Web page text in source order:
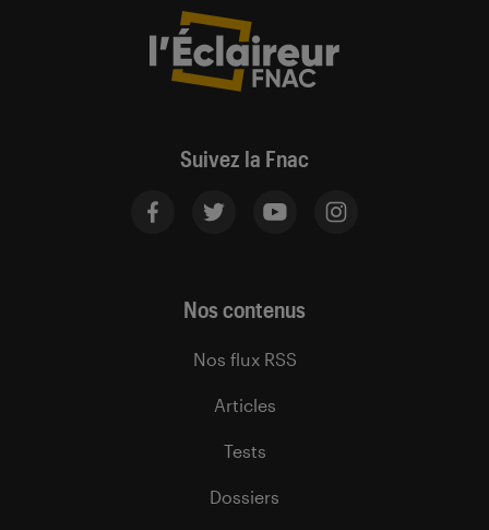
Suivez la Fnac
Nos contenus
Nos flux RSS
Articles
Tests
Dossiers